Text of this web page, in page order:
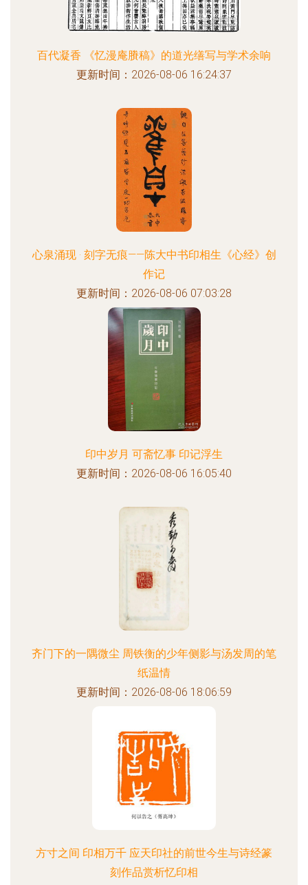
百代凝香 《忆漫庵賸稿》的道光缮写与学术余响
更新时间：2026-08-06 16:24:37
心泉涌现 · 刻字无痕——陈大中书印相生《心经》创
作记
更新时间：2026-08-06 07:03:28
印中岁月 可斋忆事 印记浮生
更新时间：2026-08-06 16:05:40
齐门下的一隅微尘 周铁衡的少年侧影与汤发周的笔
纸温情
更新时间：2026-08-06 18:06:59
方寸之间 印相万千 应天印社的前世今生与诗经篆
刻作品赏析忆印相